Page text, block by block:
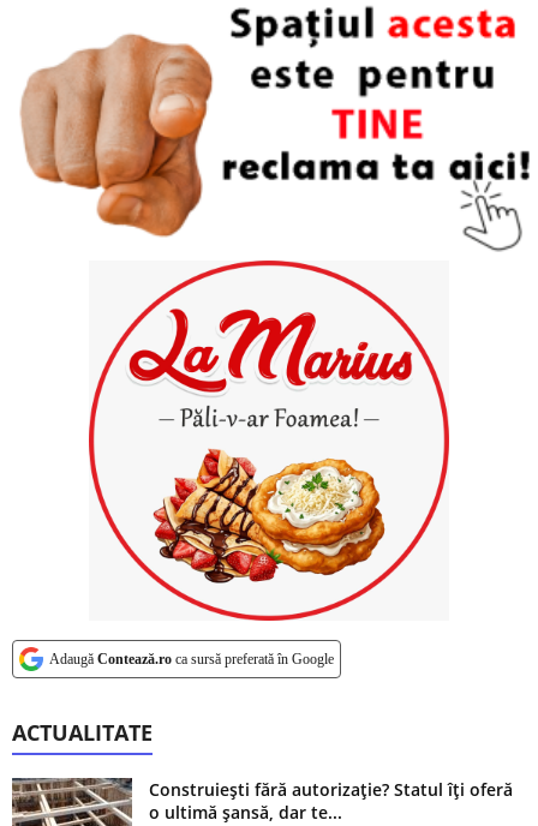
Adaugă Contează.ro ca sursă preferată în Google
ACTUALITATE
Construiești fără autorizație? Statul îți oferă
o ultimă șansă, dar te...